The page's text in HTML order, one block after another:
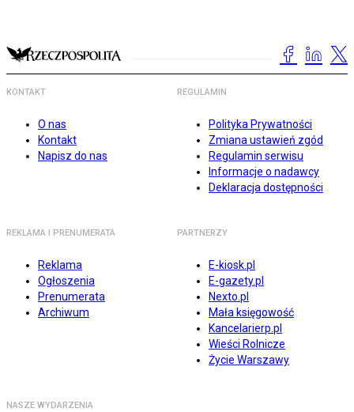
KONTAKT
O nas
Kontakt
Napisz do nas
REGULAMIN
Polityka Prywatności
Zmiana ustawień zgód
Regulamin serwisu
Informacje o nadawcy
Deklaracja dostępności
REKLAMA I PRENUMERATA
Reklama
Ogłoszenia
Prenumerata
Archiwum
PARTNERZY
E-kiosk.pl
E-gazety.pl
Nexto.pl
Mała księgowość
Kancelarierp.pl
Wieści Rolnicze
Życie Warszawy
NASZE WYDARZENIA